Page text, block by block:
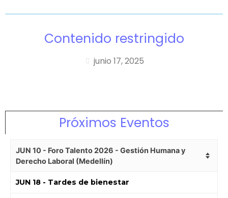
Contenido restringido
junio 17, 2025
Próximos Eventos
JUN 10 - Foro Talento 2026 - Gestión Humana y
Derecho Laboral (Medellín)
JUN 18 - Tardes de bienestar